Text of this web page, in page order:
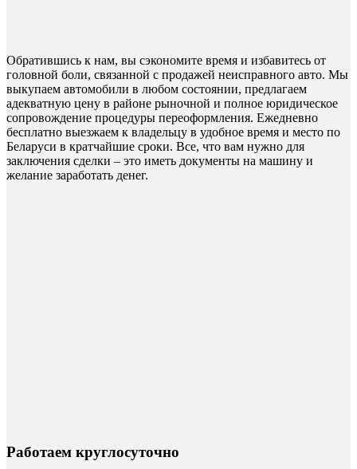
Обратившись к нам, вы сэкономите время и избавитесь от
головной боли, связанной с продажей неисправного авто. Мы
выкупаем автомобили в любом состоянии, предлагаем
адекватную цену в районе рыночной и полное юридическое
сопровождение процедуры переоформления. Ежедневно
бесплатно выезжаем к владельцу в удобное время и место по
Беларуси в кратчайшие сроки. Все, что вам нужно для
заключения сделки – это иметь документы на машину и
желание заработать денег.
Работаем круглосуточно